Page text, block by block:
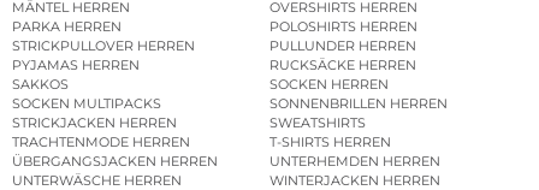
MÄNTEL HERREN
OVERSHIRTS HERREN
PARKA HERREN
POLOSHIRTS HERREN
STRICKPULLOVER HERREN
PULLUNDER HERREN
PYJAMAS HERREN
RUCKSÄCKE HERREN
SAKKOS
SOCKEN HERREN
SOCKEN MULTIPACKS
SONNENBRILLEN HERREN
STRICKJACKEN HERREN
SWEATSHIRTS
TRACHTENMODE HERREN
T-SHIRTS HERREN
ÜBERGANGSJACKEN HERREN
UNTERHEMDEN HERREN
UNTERWÄSCHE HERREN
WINTERJACKEN HERREN